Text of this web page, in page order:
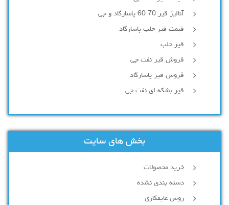
آنالیز قیر 70 60 پاسارگاد و جی
قیمت قیر حلب پاسارگاد
قیر حلب
فروش قیر نفت جی
فروش قیر پاسارگاد
قیر بشکه ای نفت جی
بخش های سایت
خرید محصولات
دسته بندی نشده
روش عایقکاری